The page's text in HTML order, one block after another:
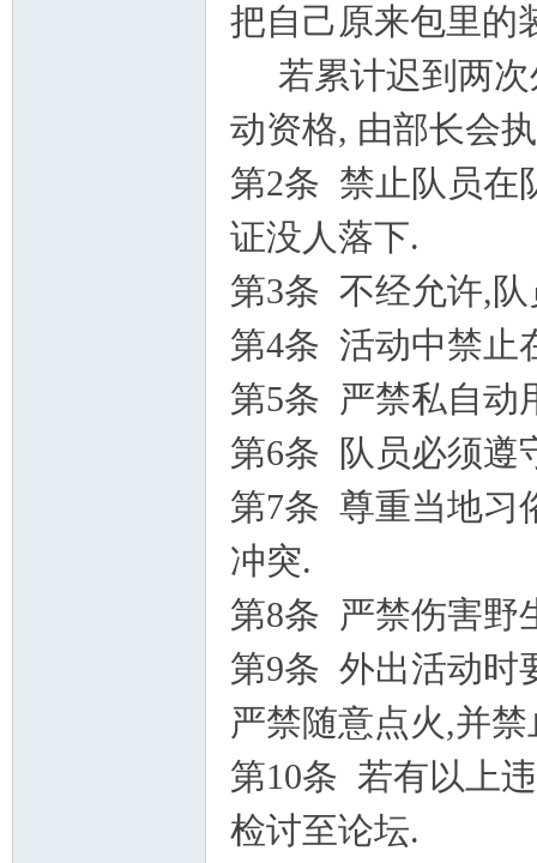
把自己原来包里的
若累计迟到两次
动资格, 由部长会
第2条 禁止队员在
证没人落下.
第3条 不经允许,
第4条 活动中禁止
第5条 严禁私自动
第6条 队员必须遵
第7条 尊重当地习
冲突.
第8条 严禁伤害野
第9条 外出活动时
严禁随意点火,并
第10条 若有以上
检讨至论坛.